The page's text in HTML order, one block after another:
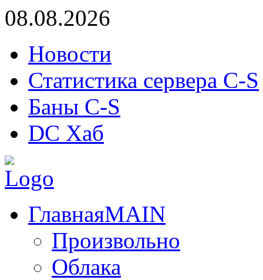
08.08.2026
Новости
Статистика сервера C-S
Баны C-S
DC Хаб
ГлавнаяMAIN
Произвольно
Облака